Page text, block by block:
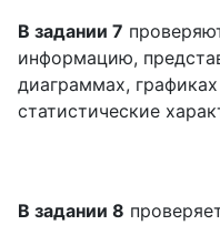
В задании 7
информацию,
диаграммах,
статистические
В задании 8